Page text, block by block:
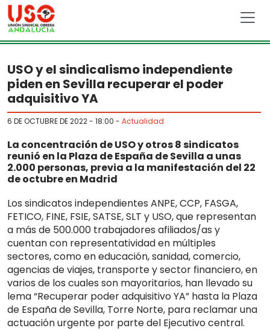
Skip to main content
USO y el sindicalismo independiente
piden en Sevilla recuperar el poder
adquisitivo YA
6 DE OCTUBRE DE 2022 - 18:00 - Actualidad
La concentración de USO y otros 8 sindicatos
reunió en la Plaza de España de Sevilla a unas
2.000 personas, previa a la manifestación del 22
de octubre en Madrid
Los sindicatos independientes ANPE, CCP, FASGA,
FETICO, FINE, FSIE, SATSE, SLT y USO, que representan
a más de 500.000 trabajadores afiliados/as y
cuentan con representatividad en múltiples
sectores, como en educación, sanidad, comercio,
agencias de viajes, transporte y sector financiero, en
varios de los cuales son mayoritarios, han llevado su
lema “Recuperar poder adquisitivo YA” hasta la Plaza
de España de Sevilla, Torre Norte, para reclamar una
actuación urgente por parte del Ejecutivo central.